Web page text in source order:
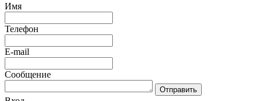
Имя
Телефон
E-mail
Сообщение
Отправить